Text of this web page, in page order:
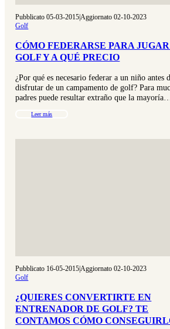
Pubblicato 05-03-2015|Aggiornato 02-10-2023
Golf
CÓMO FEDERARSE PARA
GOLF Y A QUÉ PRECIO
¿Por qué es necesario federar a un niño antes
disfrutar de un campamento de golf? Para
padres puede resultar extraño que la
Leer más
Pubblicato 16-05-2015|Aggiornato 02-10-2023
Golf
¿QUIERES CONVERTIRTE EN
ENTRENADOR DE GOLF? TE
CONTAMOS CÓMO